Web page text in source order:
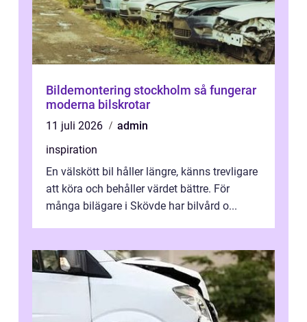
Bildemontering stockholm så fungerar
moderna bilskrotar
11 juli 2026
admin
inspiration
En välskött bil håller längre, känns trevligare
att köra och behåller värdet bättre. För
många bilägare i Skövde har bilvård o...